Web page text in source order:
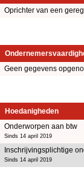
Oprichter van een
Geen gegevens
Hoedanigheden
Onderworpen aan btw
Sinds 14 april 2019
Inschrijvingsplichtige
Sinds 14 april 2019